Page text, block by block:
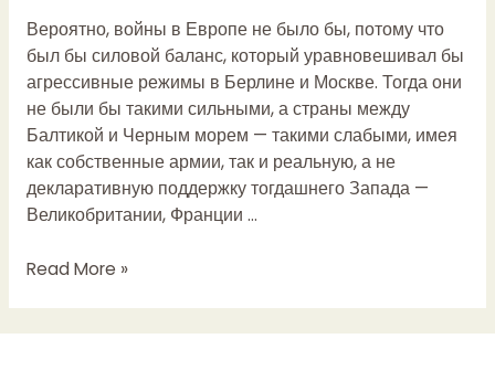
слой
на
6-
ти
сотках!
Вероятно, войны в Европе не было бы, потому что
был бы силовой баланс, который уравновешивал бы
агрессивные режимы в Берлине и Москве. Тогда они
не были бы такими сильными, а страны между
Балтикой и Черным морем — такими слабыми, имея
как собственные армии, так и реальную, а не
декларативную поддержку тогдашнего Запада —
Великобритании, Франции …
Россиянка
Read More »